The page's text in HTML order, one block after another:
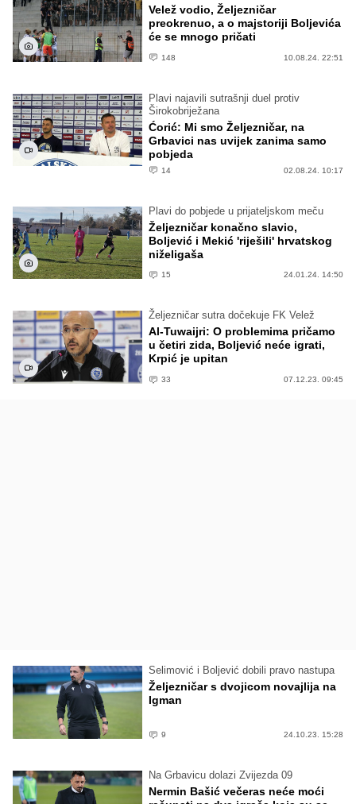
Velež vodio, Željezničar
preokrenuo, a o majstoriji Boljevića
će se mnogo pričati
148 10.08.24. 22:51
Plavi najavili sutrašnji duel protiv
Širokobriježana
Ćorić: Mi smo Željezničar, na
Grbavici nas uvijek zanima samo
pobjeda
14 02.08.24. 10:17
Plavi do pobjede u prijateljskom meču
Željezničar konačno slavio,
Boljević i Mekić 'riješili' hrvatskog
niželigaša
15 24.01.24. 14:50
Željezničar sutra dočekuje FK Velež
Al-Tuwaijri: O problemima pričamo
u četiri zida, Boljević neće igrati,
Krpić je upitan
33 07.12.23. 09:45
Selimović i Boljević dobili pravo nastupa
Željezničar s dvojicom novajlija na
Igman
9 24.10.23. 15:28
Na Grbavicu dolazi Zvijezda 09
Nermin Bašić večeras neće moći